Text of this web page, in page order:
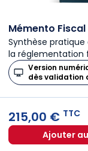
Mémento
Synthèse pratique
la réglementation
Version
dès validation
215,00 € TTC
Ajouter